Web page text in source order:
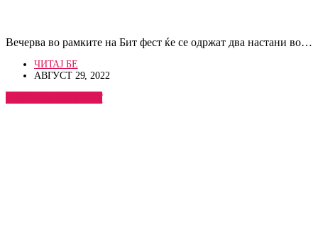
Вечерва во рамките на Бит фест ќе се одржат два настани во…
ЧИТАЈ БЕ
АВГУСТ 29, 2022
ПОГЛЕДНИ ВЕСТ